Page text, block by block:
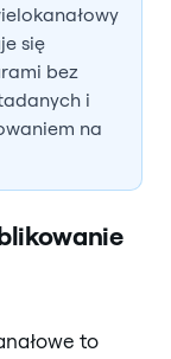
się
bez
i
na
to